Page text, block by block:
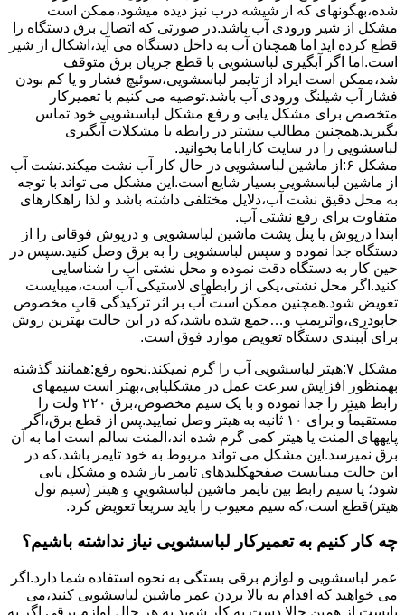
ﺷﺪه،بهگونهای ﮐﻪ از ﺷﯿﺸﻪ درب ﻧﯿﺰ دﯾﺪه میشود،ممکن است
مشکل از شیر ورودی آب باشد.در صورتی که اتصال برق دستگاه را
قطع کرده اید اما همچنان آب به داخل دستگاه می آید،اشکال از شیر
است.اما اگر آبگیری لباسشویی با قطع جریان برق متوقف
شد،ممکن است ایراد از تایمر لباسشویی،سوئیچ فشار و یا کم بودن
فشار آب شیلنگ ورودی آب باشد.توصیه می کنیم با تعمیرکار
متخصص برای مشکل یابی و رفع مشکل لباسشویی خود تماس
بگیرید.همچنین مطالب بیشتر در رابطه با مشکلات آبگیری
لباسشویی را در سایت کاراباما بخوانید.
مشکل ۶:از ﻣﺎﺷﯿﻦ لباسشویی در ﺣﺎل ﮐﺎر آب ﻧﺸﺖ میکند.نشت آب
از ماشین لباسشویی بسیار شایع است.این مشکل می تواند با توجه
به محل دقیق نشت آب،دلایل مختلفی داشته باشد و لذا راهکارهای
متفاوت برای رفع نشتی آب.
ابتدا درپوش یا پنل ﭘﺸﺖ ﻣﺎﺷﯿﻦ لباسشویی و درپوش ﻓﻮﻗﺎﻧﯽ را از
دستگاه ﺟﺪا ﻧﻤﻮده و ﺳﭙﺲ لباسشویی را ﺑﻪ ﺑﺮق وصل ﮐﻨﯿﺪ.سپس در
حین کار به دستگاه دقت نموده و ﻣﺤﻞ نشتی آب را ﺷﻨﺎﺳﺎﯾﯽ
کنید.اﮔﺮ ﻣﺤﻞ نشتی،ﯾﮑﯽ از رابطهای ﻻﺳﺘﯿﮑﯽ آب اﺳﺖ،میبایست
ﺗﻌﻮﯾﺾ شود.همچنین ﻣﻤﮑﻦ اﺳﺖ آب بر اثر ﺗﺮﮐﯿﺪﮔﯽ قابِ ﻣﺨﺼﻮص
ﺟﺎﭘﻮدری،واترپمپ و…جمع شده ﺑﺎﺷﺪ،ﮐﻪ در این حالت بهترین روش
برای آببندی دستگاه ﺗﻌﻮﯾﺾ ﻣﻮارد ﻓﻮق اﺳﺖ.
مشکل ۷:ﻫﯿﺘﺮ لباسشویی آب را ﮔﺮم نمیکند.نحوه رﻓﻊ:ﻫﻤﺎﻧﻨﺪ ﮔﺬﺷﺘﻪ
بهمنظور اﻓﺰاﯾﺶ ﺳﺮﻋﺖ ﻋﻤﻞ در مشکلیابی،بهتر است سیمهای
راﺑﻂ ﻫﯿﺘﺮ را ﺟﺪا ﻧﻤﻮده و ﺑﺎ ﯾﮏ ﺳﯿﻢ ﻣﺨﺼﻮص،برق ۲۲۰ ولت را
مستقیماً و برای ۱۰ ﺛﺎﻧﯿﻪ ﺑﻪ ﻫﯿﺘﺮ وصل نمایید.ﭘﺲ از ﻗﻄﻊ ﺑﺮق،اﮔﺮ
پایههای اﻟﻤﻨﺖ یا هیتر کمی ﮔﺮم ﺷﺪه اند،اﻟﻤﻨﺖ ﺳﺎﻟﻢ است اما ﺑﻪ آن
ﺑﺮق نمیرسد.اﯾﻦ ﻣﺸﮑﻞ می تواند مربوط به ﺧﻮد ﺗﺎﯾﻤﺮ باشد،ﮐﻪ در
این حالت میبایست صفحهکلیدهای ﺗﺎﯾﻤﺮ باز شده و مشکل یابی
شود؛ ﯾﺎ ﺳﯿﻢ راﺑﻂ ﺑﯿﻦ ﺗﺎﯾﻤﺮ ماشین لباسشویی و ﻫﯿﺘﺮ (سیم ﻧﻮل
ﻫﯿﺘﺮ)ﻗﻄﻊ اﺳﺖ،ﮐﻪ ﺳﯿﻢ ﻣﻌﯿﻮب را ﺑﺎﯾﺪ سریعاً ﺗﻌﻮﯾﺾ کرد.
چه کار کنیم به تعمیرکار لباسشویی نیاز نداشته باشیم؟
عمر لباسشویی و لوازم برقی بستگی به نحوه استفاده شما دارد.اگر
می خواهید که اقدام به بالا بردن عمر ماشین لباسشویی کنید،می
بایست از همین حالا دست به کار شوید.به هر حال لوازم برقی اگر به